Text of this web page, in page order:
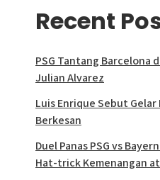
Recent
PSG Tantang Barcelona
Julian Alvarez
Luis Enrique Sebut Gelar
Berkesan
Duel Panas PSG vs
Hat-trick Kemenangan